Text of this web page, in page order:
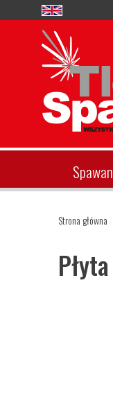
Strona główna